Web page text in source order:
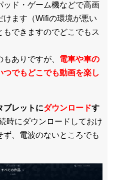
ッド・ゲーム機などで高画
けます（Wifiの環境が悪い
できますのでどこでもス
ありですが、 電車や車の
でもどこでも動画を楽し
ブレットにダウンロードす
時にダウンロードしておけ
、電波のないところでも